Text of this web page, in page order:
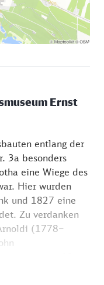
Ernst
entlang der
3a besonders
eine Wiege des
Hier wurden
und 1827 eine
Zu verdanken
(1778–
im 19.
Mathematik und